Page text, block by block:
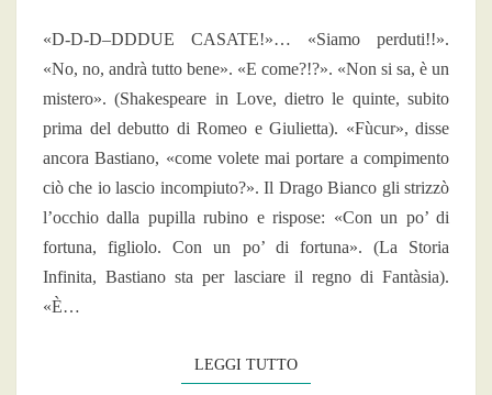
«D-D-D–DDDUE CASATE!»… «Siamo perduti!!».
«No, no, andrà tutto bene». «E come?!?». «Non si sa, è un
mistero». (Shakespeare in Love, dietro le quinte, subito
prima del debutto di Romeo e Giulietta). «Fùcur», disse
ancora Bastiano, «come volete mai portare a compimento
ciò che io lascio incompiuto?». Il Drago Bianco gli strizzò
l’occhio dalla pupilla rubino e rispose: «Con un po’ di
fortuna, figliolo. Con un po’ di fortuna». (La Storia
Infinita, Bastiano sta per lasciare il regno di Fantàsia).
«È…
LEGGI TUTTOLEGGI TUTTO